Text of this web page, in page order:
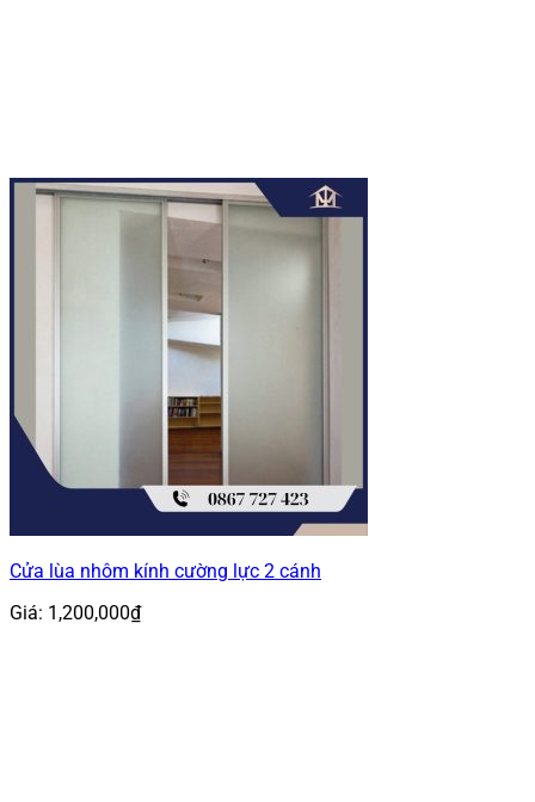
Cửa lùa nhôm kính cường lực 2 cánh
Giá: 1,200,000₫